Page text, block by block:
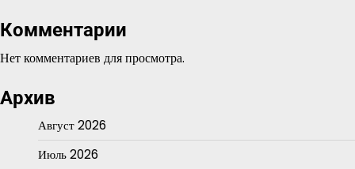
Комментарии
Нет комментариев для просмотра.
Архив
Август 2026
Июль 2026